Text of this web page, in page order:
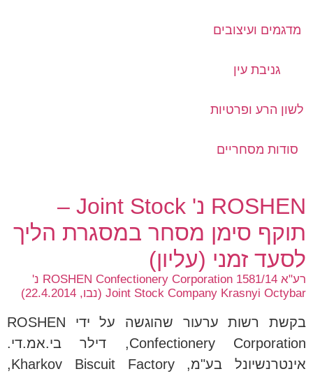
מדגמים ועיצובים
גניבת עין
לשון הרע ופרטיות
סודות מסחריים
ROSHEN נ' Joint Stock –
תוקף סימן מסחר במסגרת הליך
לסעד זמני (עליון)
רע"א 1581/14 ROSHEN Confectionery Corporation נ'
Joint Stock Company Krasnyi Octybar (נבו, 22.4.2014)
בקשת רשות ערעור שהוגשה על ידי ROSHEN
Confectionery Corporation, דילר בי.אמ.די.
אינטרנשיונל בע"מ, Kharkov Biscuit Factory,